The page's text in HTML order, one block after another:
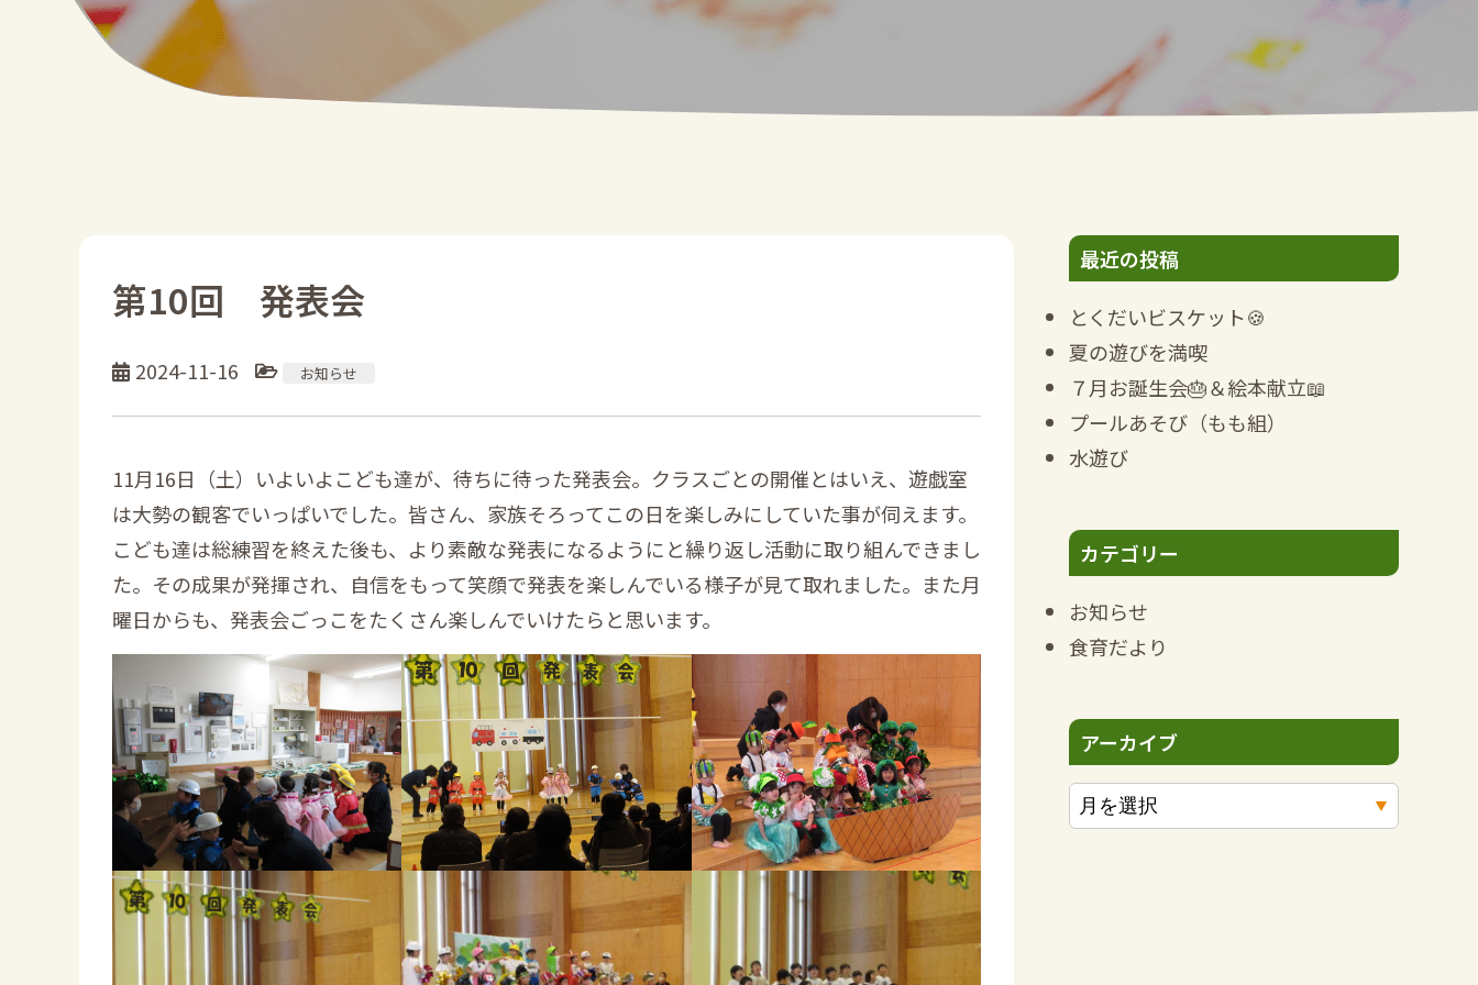
第10回 発表会
2024-11-16 お知らせ
11月16日（土）いよいよこども達が、待ちに待った発表会。クラスごとの開催とはいえ、遊戯室
は大勢の観客でいっぱいでした。皆さん、家族そろってこの日を楽しみにしていた事が伺えます。
こども達は総練習を終えた後も、より素敵な発表になるようにと繰り返し活動に取り組んできまし
た。その成果が発揮され、自信をもって笑顔で発表を楽しんでいる様子が見て取れました。また月
曜日からも、発表会ごっこをたくさん楽しんでいけたらと思います。
最近の投稿
とくだいビスケット🍪
夏の遊びを満喫
７月お誕生会🎂＆絵本献立📖
プールあそび（もも組）
水遊び
カテゴリー
お知らせ
食育だより
アーカイブ
ア
ー